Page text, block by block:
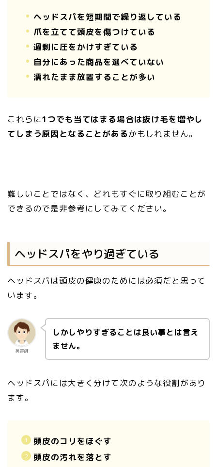
ヘッドスパを短期間で繰り返している
爪を立てて頭皮を傷つけている
過剰に圧をかけすぎている
自分にあった商品を選べていない
濡れたまま放置することが多い
これらに1つでも当てはまる場合は抜け毛を増やし
てしまう原因となることがあるかもしれません。
難しいことではなく、どれもすぐに取り組むことが
できるので是非参考にしてみてください。
ヘッドスパをやり過ぎている
ヘッドスパは頭皮の健康のためには必須だと思って
います。
美容師
しかしやりすぎることは良い事とは言え
ません。
ヘッドスパには大きく分けて次のような役割があり
ます。
頭皮のコリをほぐす
頭皮の汚れを落とす